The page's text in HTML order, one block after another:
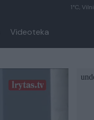
1°C,
Videoteka